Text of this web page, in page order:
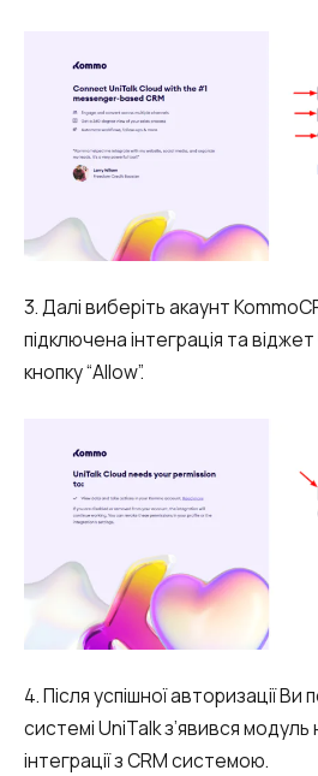
дзвінків
Голосовий робот
UniTalk Chat
Автообзвон
Автоматичне телефонне
Автоматичний зворотний
Автоінформатор
Конструктор телефонних
Додаткові послуги
СПАМ-моніторинг
номерів
SIP Trunk
SMS-розсилки
Міжнародні SMS-розсилки
3. Далі виберіть акаунт
підключена інтеграція та
кнопку “Allow”.
4. Після успішної авторизації
системі UniTalk з’явився
інтеграції з CRM системою.